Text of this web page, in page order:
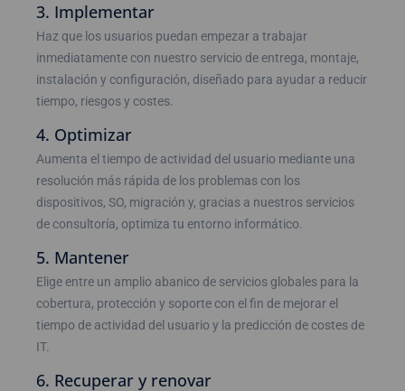
3. Implementar
Haz que los usuarios puedan empezar a trabajar
inmediatamente con nuestro servicio de entrega, montaje,
instalación y configuración, diseñado para ayudar a reducir
tiempo, riesgos y costes.
4. Optimizar
Aumenta el tiempo de actividad del usuario mediante una
resolución más rápida de los problemas con los
dispositivos, SO, migración y, gracias a nuestros servicios
de consultoría, optimiza tu entorno informático.
5. Mantener
Elige entre un amplio abanico de servicios globales para la
cobertura, protección y soporte con el fin de mejorar el
tiempo de actividad del usuario y la predicción de costes de
IT.
6. Recuperar y renovar